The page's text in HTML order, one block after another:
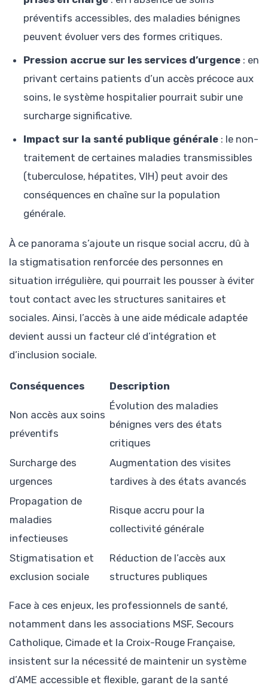
préventifs accessibles, des maladies bénignes
peuvent évoluer vers des formes critiques.
Pression accrue sur les services d’urgence : en
privant certains patients d’un accès précoce aux
soins, le système hospitalier pourrait subir une
surcharge significative.
Impact sur la santé publique générale : le non-
traitement de certaines maladies transmissibles
(tuberculose, hépatites, VIH) peut avoir des
conséquences en chaîne sur la population
générale.
À ce panorama s’ajoute un risque social accru, dû à
la stigmatisation renforcée des personnes en
situation irrégulière, qui pourrait les pousser à éviter
tout contact avec les structures sanitaires et
sociales. Ainsi, l’accès à une aide médicale adaptée
devient aussi un facteur clé d’intégration et
d’inclusion sociale.
Conséquences Description
Non accès aux soins
préventifs
Évolution des maladies
bénignes vers des états
critiques
Surcharge des
urgences
Augmentation des visites
tardives à des états avancés
Propagation de
maladies
infectieuses
Risque accru pour la
collectivité générale
Stigmatisation et
exclusion sociale
Réduction de l’accès aux
structures publiques
Face à ces enjeux, les professionnels de santé,
notamment dans les associations MSF, Secours
Catholique, Cimade et la Croix-Rouge Française,
insistent sur la nécessité de maintenir un système
d’AME accessible et flexible, garant de la santé